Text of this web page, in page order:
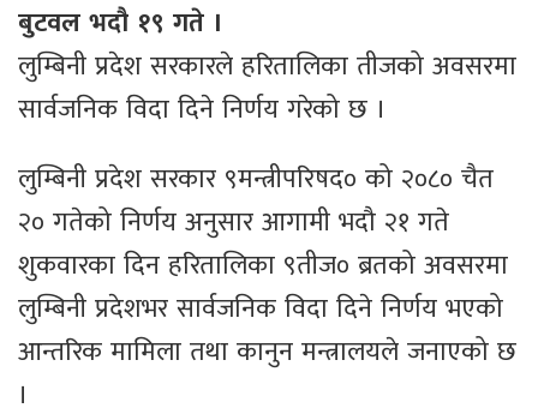
बुटवल भदौ १९ गते ।
लुम्बिनी प्रदेश सरकारले हरितालिका तीजको अवसरमा
सार्वजनिक विदा दिने निर्णय गरेको छ ।
लुम्बिनी प्रदेश सरकार ९मन्त्रीपरिषद० को २०८० चैत
२० गतेको निर्णय अनुसार आगामी भदौ २१ गते
शुकवारका दिन हरितालिका ९तीज० ब्रतको अवसरमा
लुम्बिनी प्रदेशभर सार्वजनिक विदा दिने निर्णय भएको
आन्तरिक मामिला तथा कानुन मन्त्रालयले जनाएको छ
।